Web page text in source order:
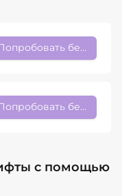
бесплатно
бесплатно
с помощью